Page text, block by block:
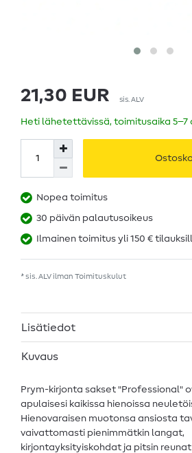
21,30 EUR sis. ALV
Heti lähetettävissä, toimitusaika 5–7
Nopea toimitus
30 päivän palautusoikeus
Ilmainen toimitus yli 150 €
* sis. ALV ilman Toimituskulut
Lisätiedot
Kuvaus
Prym-kirjonta sakset "Professional"
apulaisesi kaikissa hienoissa
Hienovaraisen muotonsa ansiosta
vaivattomasti pienimmätkin langat,
kirjontayksityiskohdat ja pitsin